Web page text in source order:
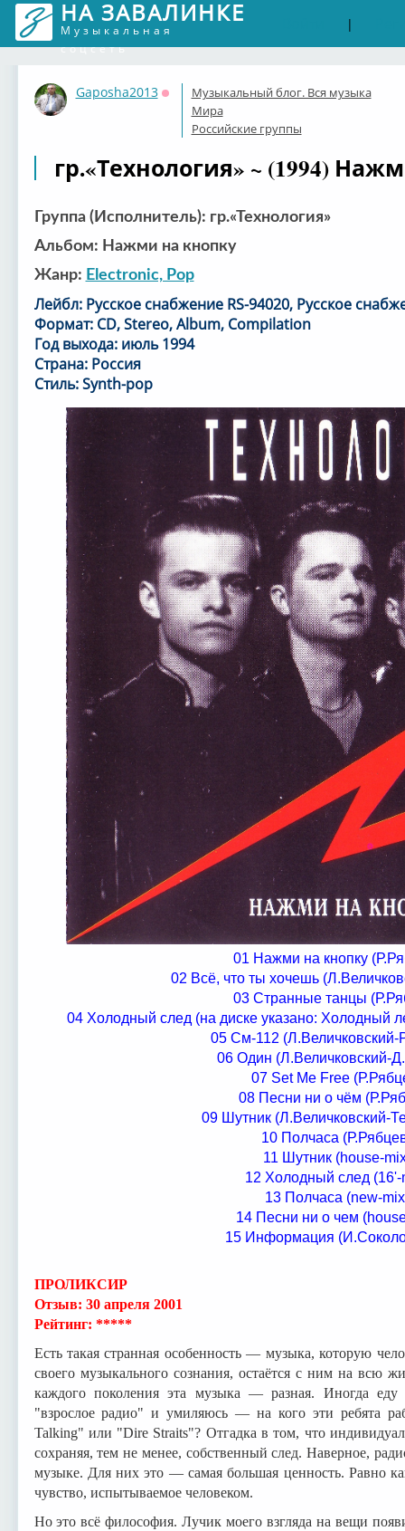
НА ЗАВАЛИНКЕ
Музыкальная
соцсеть
|
Gaposha2013
Оффлайн
Музыкальный блог. Вся музыка
Мира
Российские группы
гр.«Технология» ~ (1994)
Группа (Исполнитель): гр.«Технология»
Альбом: Нажми на кнопку
Жанр: Electronic, Pop
Лейбл: Русское снабжение RS-94020, Русское
Формат: CD, Stereo, Album, Compilation
Год выхода: июль 1994
Страна: Россия
Стиль: Synth-pop
01 Нажми на кнопку
02 Всё, что ты хочешь
03 Странные танцы
04 Холодный след (на диске указано: Холодный
05 Cм-112 (Л.Величковский-
06 Один (Л.Величковский-
07 Set Me Free
08 Песни ни о чём
09 Шутник (Л.Величковский-
10 Полчаса
11 Шутник (house-
12 Холодный след (16'-
13 Полчаса (new-
14 Песни ни о чем
15 Информация
ПРОЛИКСИР
Отзыв: 30 апреля 2001
Рейтинг: *****
Есть такая странная особенность — музыка, которую
своего музыкального сознания, остаётся с ним на всю
каждого поколения эта музыка — разная. Иногда
"взрослое радио" и умиляюсь — на кого эти ребята
Talking" или "Dire Straits"? Отгадка в том, что
сохраняя, тем не менее, собственный след. Наверное,
музыке. Для них это — самая большая ценность. Равно
чувство, испытываемое человеком.
Но это всё философия. Лучик моего взгляда на вещи